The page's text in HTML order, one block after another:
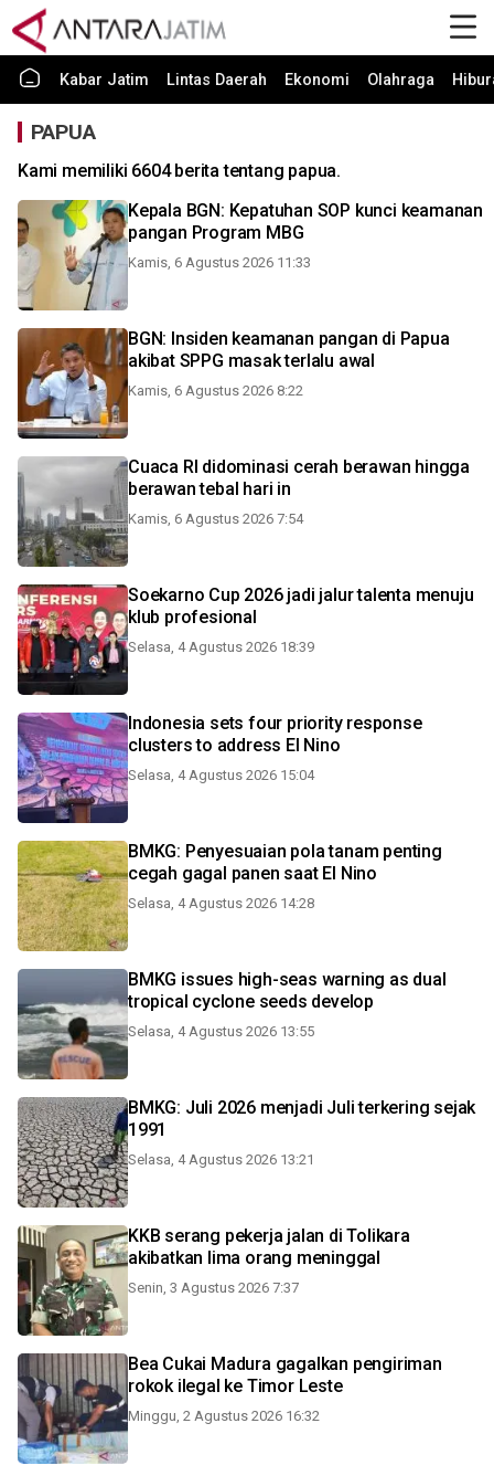
Kabar Jatim Lintas Daerah Ekonomi Olahraga
PAPUA
Kami memiliki 6604 berita tentang papua.
Kepala BGN: Kepatuhan SOP kunci keamanan
pangan Program MBG
Kamis, 6 Agustus 2026 11:33
BGN: Insiden keamanan pangan di Papua
akibat SPPG masak terlalu awal
Kamis, 6 Agustus 2026 8:22
Cuaca RI didominasi cerah berawan hingga
berawan tebal hari in
Kamis, 6 Agustus 2026 7:54
Soekarno Cup 2026 jadi jalur talenta menuju
klub profesional
Selasa, 4 Agustus 2026 18:39
Indonesia sets four priority response
clusters to address El Nino
Selasa, 4 Agustus 2026 15:04
BMKG: Penyesuaian pola tanam penting
cegah gagal panen saat El Nino
Selasa, 4 Agustus 2026 14:28
BMKG issues high-seas warning as dual
tropical cyclone seeds develop
Selasa, 4 Agustus 2026 13:55
BMKG: Juli 2026 menjadi Juli terkering sejak
1991
Selasa, 4 Agustus 2026 13:21
KKB serang pekerja jalan di Tolikara
akibatkan lima orang meninggal
Senin, 3 Agustus 2026 7:37
Bea Cukai Madura gagalkan pengiriman
rokok ilegal ke Timor Leste
Minggu, 2 Agustus 2026 16:32